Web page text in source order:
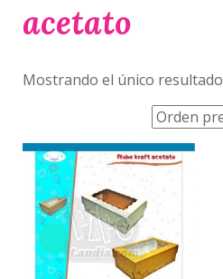
acetato
Mostrando el único resultado